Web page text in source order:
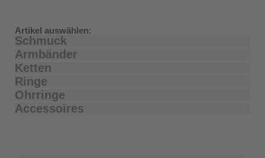
Artikel auswählen:
Schmuck
Armbänder
Ketten
Ringe
Ohrringe
Accessoires